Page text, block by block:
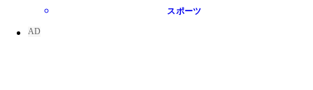
スポーツ